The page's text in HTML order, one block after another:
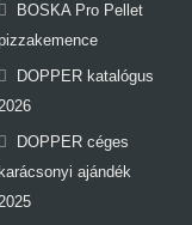
BOSKA Pro Pellet
DOPPER katalógus
DOPPER céges
karácsonyi ajándék